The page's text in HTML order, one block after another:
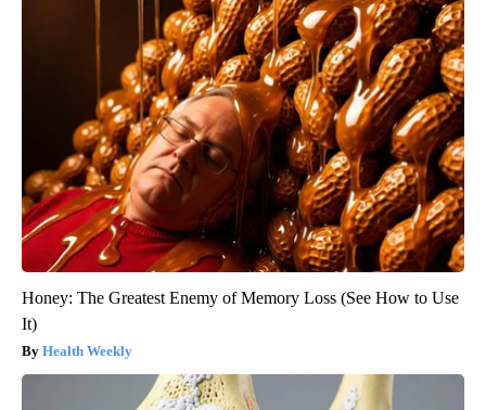
Honey: The Greatest Enemy of Memory Loss (See How to Use
It)
Health Weekly